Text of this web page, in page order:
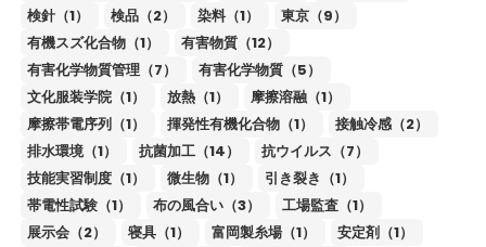
検針（1）
検品（2） 染料（1）
東京（9）
有機スズ化合物（1）
有害物質（12）
有害化学物質管理（7）
有害化学物質（5）
文化服装学院（1）
放熱（1）
摩擦溶融（1）
摩擦帯電序列（1）
揮発性有機化合物（1）
接触冷感（2）
排水環境（1）
抗菌加工（14）
抗ウイルス（7）
技能実習制度（1）
微生物（1）
引き裂き（1）
帯電性試験（1）
布の風合い（3）
工場監査（1）
展示会（2）
寝具（1） 富岡製糸場（1）
安定剤（1）